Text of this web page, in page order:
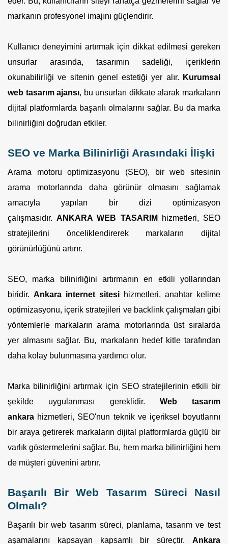
markanın profesyonel imajını güçlendirir.
Kullanıcı deneyimini artırmak için dikkat edilmesi gereken
unsurlar arasında, tasarımın sadeliği, içeriklerin
okunabilirliği ve sitenin genel estetiği yer alır.
Kurumsal
web tasarım ajansı, bu unsurları dikkate alarak markaların
dijital platformlarda başarılı olmalarını sağlar. Bu da marka
bilinirliğini doğrudan etkiler.
SEO ve Marka Bilinirliği Arasındaki İlişki
Arama motoru optimizasyonu (SEO), bir web sitesinin
arama motorlarında daha görünür olmasını sağlamak
amacıyla yapılan bir dizi optimizasyon
çalışmasıdır.ANKARA WEB TASARIM hizmetleri, SEO
stratejilerini önceliklendirerek markaların dijital
görünürlüğünü artırır.
SEO, marka bilinirliğini artırmanın en etkili yollarından
biridir. Ankara internet sitesi hizmetleri, anahtar kelime
optimizasyonu, içerik stratejileri ve backlink çalışmaları gibi
yöntemlerle markaların arama motorlarında üst sıralarda
yer almasını sağlar. Bu, markaların hedef kitle tarafından
daha kolay bulunmasına yardımcı olur.
Marka bilinirliğini artırmak için SEO stratejilerinin etkili bir
şekilde uygulanması gereklidir. Web tasarım
ankara hizmetleri, SEO'nun teknik ve içeriksel boyutlarını
bir araya getirerek markaların dijital platformlarda güçlü bir
varlık göstermelerini sağlar. Bu, hem marka bilinirliğini hem
de müşteri güvenini artırır.
Başarılı Bir Web Tasarım Süreci Nasıl
Olmalı?
Başarılı bir web tasarım süreci, planlama, tasarım ve test
aşamalarını kapsayan kapsamlı bir süreçtir. Ankara